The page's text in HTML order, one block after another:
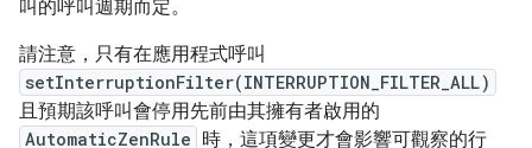
叫的呼叫週期而定。
請注意，只有在應用程式呼叫
setInterruptionFilter(INTERRUPTION_FILTER_ALL)
且預期該呼叫會停用先前由其擁有者啟用的
AutomaticZenRule 時，這項變更才會影響可觀察的行